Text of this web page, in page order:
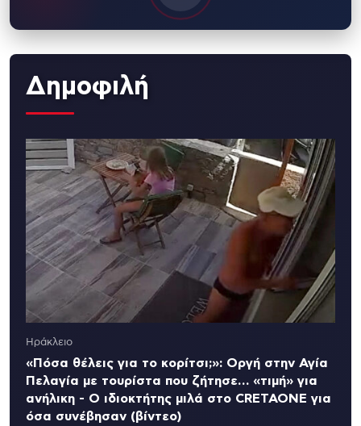
Δημοφιλή
Ηράκλειο
«Πόσα θέλεις για το κορίτσι;»: Οργή στην Αγία
Πελαγία με τουρίστα που ζήτησε… «τιμή» για
ανήλικη - Ο ιδιοκτήτης μιλά στο CRETAONE για
όσα συνέβησαν (βίντεο)